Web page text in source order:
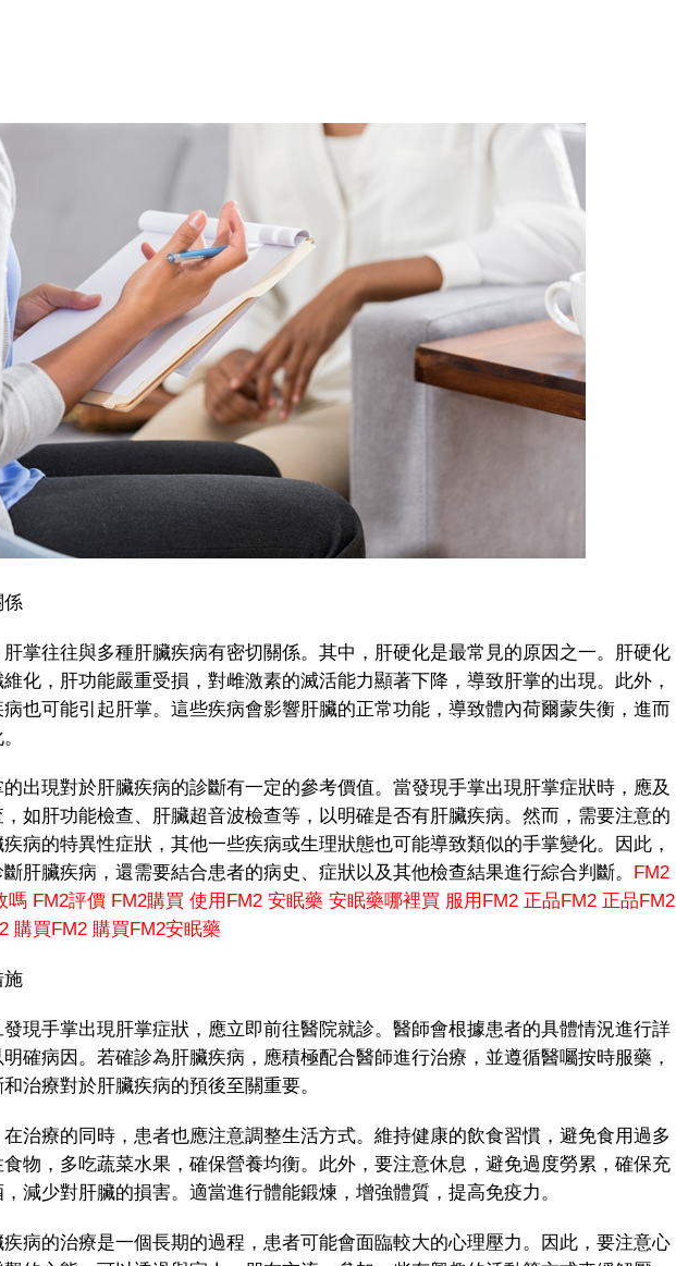
係
往往與多種肝臟疾病有密切關係。其中，肝硬化是最常見的原因之一。肝硬化
化，肝功能嚴重受損，對雌激素的滅活能力顯著下降，導致肝掌的出現。此外，
也可能引起肝掌。這些疾病會影響肝臟的正常功能，導致體內荷爾蒙失衡，進而
現對於肝臟疾病的診斷有一定的參考價值。當發現手掌出現肝掌症狀時，應及
如肝功能檢查、肝臟超音波檢查等，以明確是否有肝臟疾病。然而，需要注意的
病的特異性症狀，其他一些疾病或生理狀態也可能導致類似的手掌變化。因此，
肝臟疾病，還需要結合患者的病史、症狀以及其他檢查結果進行綜合判斷。 FM2
嗎 FM2評價 FM2購買 使用FM2 安眠藥 安眠藥哪裡買 服用FM2 正品FM2 正品FM2
購買FM2 購買FM2安眠藥
施
手掌出現肝掌症狀，應立即前往醫院就診。醫師會根據患者的具體情況進行詳
確病因。若確診為肝臟疾病，應積極配合醫師進行治療，並遵循醫囑按時服藥，
治療對於肝臟疾病的預後至關重要。
療的同時，患者也應注意調整生活方式。維持健康的飲食習慣，避免食用過多
物，多吃蔬菜水果，確保營養均衡。此外，要注意休息，避免過度勞累，確保充
減少對肝臟的損害。適當進行體能鍛煉，增強體質，提高免疫力。
的治療是一個長期的過程，患者可能會面臨較大的心理壓力。因此，要注意心